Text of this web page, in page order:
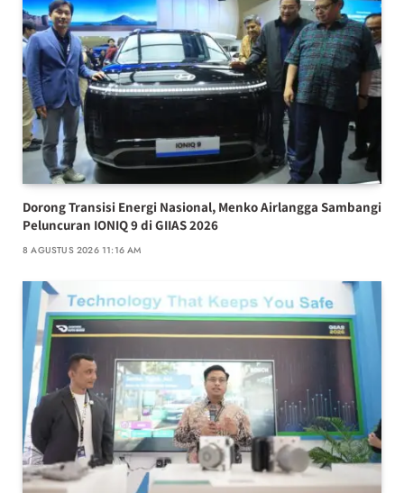
Dorong Transisi Energi Nasional, Menko Airlangga Sambangi
Peluncuran IONIQ 9 di GIIAS 2026
8 AGUSTUS 2026 11:16 AM